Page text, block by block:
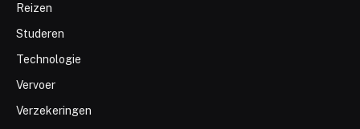
Reizen
Studeren
Technologie
Vervoer
Verzekeringen